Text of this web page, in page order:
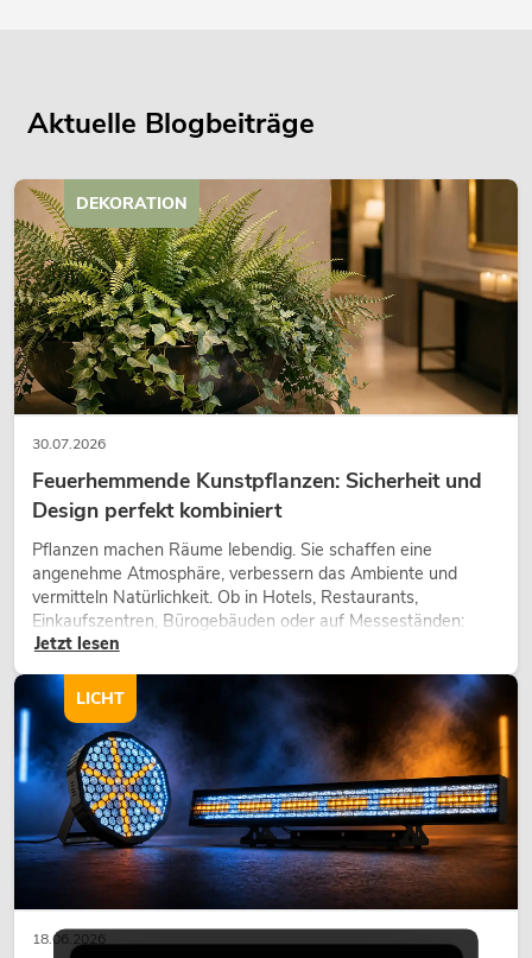
Aktuelle Blogbeiträge
30.07.2026
Feuerhemmende Kunstpflanzen: Sicherheit und
Design perfekt kombiniert
Pflanzen machen Räume lebendig. Sie schaffen eine
angenehme Atmosphäre, verbessern das Ambiente und
vermitteln Natürlichkeit. Ob in Hotels, Restaurants,
Einkaufszentren, Bürogebäuden oder auf Messeständen:
eine hochwertige Begrünung gehört heute längst zum
modernen Raumkonzept.
Jetzt lesen
DEKORATION
18.06.2026
LICHT